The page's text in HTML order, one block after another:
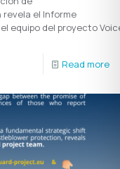
el Informe
equipo del proyecto
Read more